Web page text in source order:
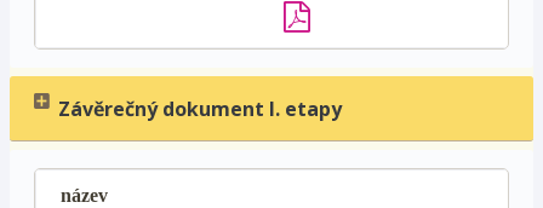
Závěrečný dokument I. etapy
název